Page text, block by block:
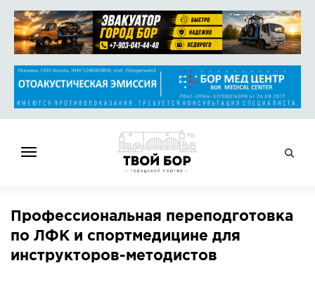
НОВОСТИ
СПРАВОЧНИК
ОБЪЯВЛЕНИЯ
Профессиональная переподготовка
по ЛФК и спортмедицине для
инструкторов-методистов